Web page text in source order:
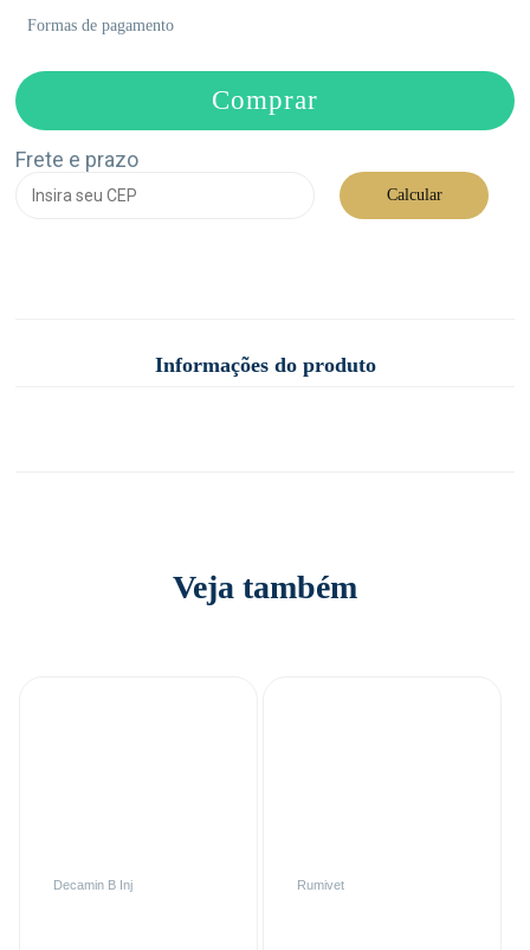
Formas de pagamento
Comprar
Frete e prazo
Calcular
Informações do produto
Veja também
Decamin B Inj Rumivet